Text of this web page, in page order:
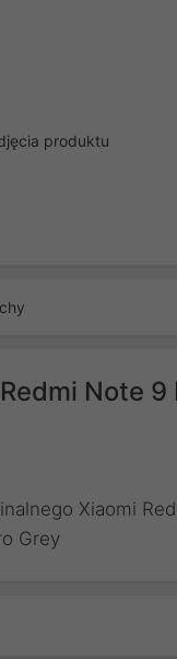
produktu
Note 9
Xiaomi
Grey